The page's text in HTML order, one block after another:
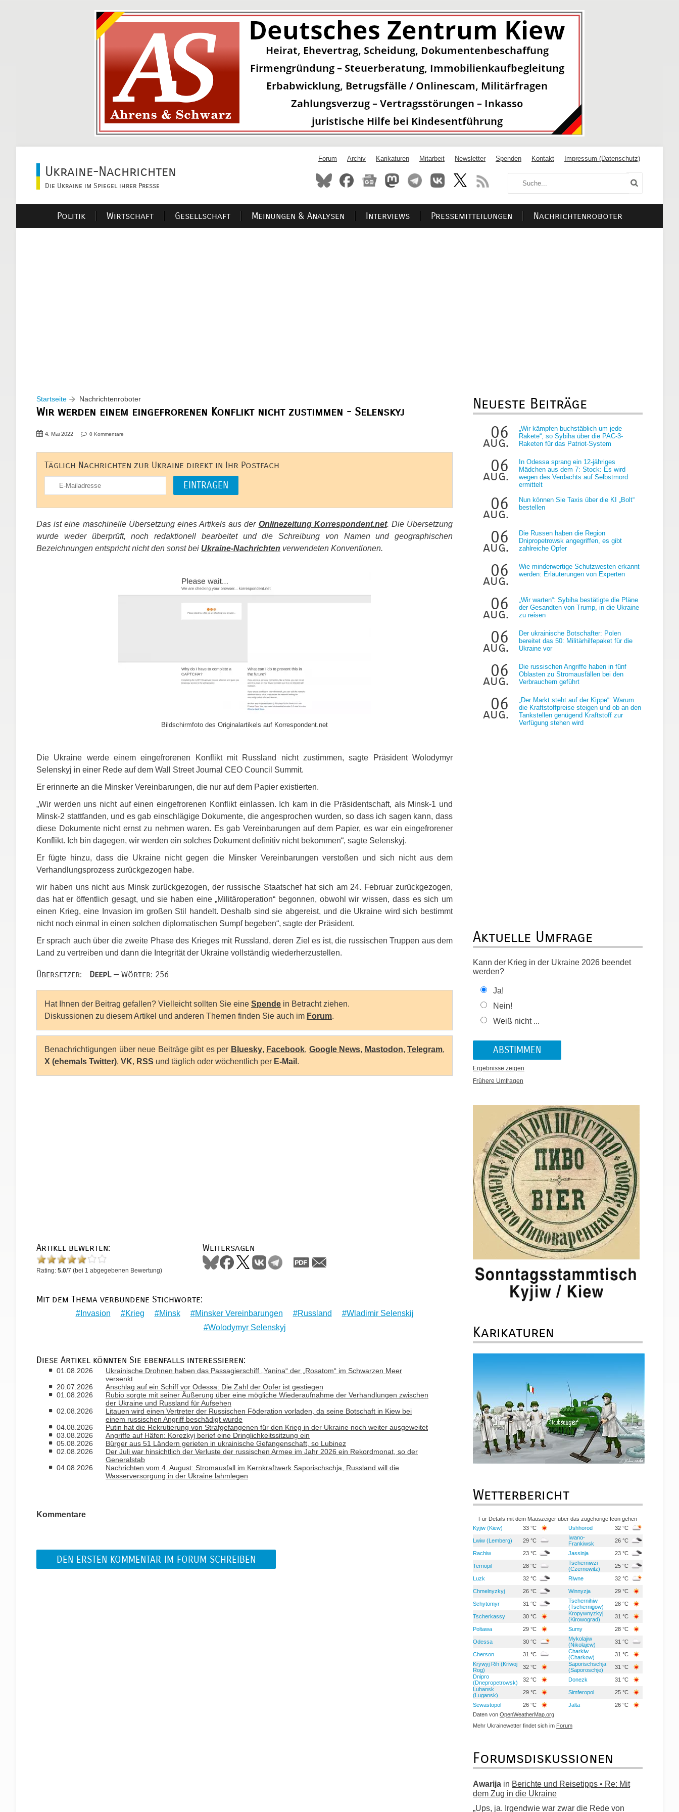
Ukraine-Nachrichten
Die Ukraine im Spiegel ihrer Presse
Forum Archiv Karikaturen Mitarbeit Newsletter Spenden Kontakt Impressum (Datenschutz)
Politik Wirtschaft Gesellschaft Meinungen & Analysen Interviews Pressemitteilungen Nachrichtenroboter
Startseite Nachrichtenroboter
Wir werden einem eingefrorenen Konflikt nicht zustimmen - Selenskyj
4. Mai 2022 0 Kommentare
Täglich Nachrichten zur Ukraine direkt in Ihr Postfach
Das ist eine maschinelle Übersetzung eines Artikels aus der Onlinezeitung Korrespondent.net. Die Übersetzung
wurde weder überprüft, noch redaktionell bearbeitet und die Schreibung von Namen und geographischen
Bezeichnungen entspricht nicht den sonst bei Ukraine-Nachrichten verwendeten Konventionen.
Bildschirmfoto des Originalartikels auf Korrespondent.net
Die Ukraine werde einem eingefrorenen Konflikt mit Russland nicht zustimmen, sagte Präsident Wolodymyr
Selenskyj in einer Rede auf dem Wall Street Journal CEO Council Summit.
Er erinnerte an die Minsker Vereinbarungen, die nur auf dem Papier existierten.
„Wir werden uns nicht auf einen eingefrorenen Konflikt einlassen. Ich kam in die Präsidentschaft, als Minsk-1 und
Minsk-2 stattfanden, und es gab einschlägige Dokumente, die angesprochen wurden, so dass ich sagen kann, dass
diese Dokumente nicht ernst zu nehmen waren. Es gab Vereinbarungen auf dem Papier, es war ein eingefrorener
Konflikt. Ich bin dagegen, wir werden ein solches Dokument definitiv nicht bekommen“, sagte Selenskyj.
Er fügte hinzu, dass die Ukraine nicht gegen die Minsker Vereinbarungen verstoßen und sich nicht aus dem
Verhandlungsprozess zurückgezogen habe.
wir haben uns nicht aus Minsk zurückgezogen, der russische Staatschef hat sich am 24. Februar zurückgezogen,
das hat er öffentlich gesagt, und sie haben eine „Militäroperation“ begonnen, obwohl wir wissen, dass es sich um
einen Krieg, eine Invasion im großen Stil handelt. Deshalb sind sie abgereist, und die Ukraine wird sich bestimmt
nicht noch einmal in einen solchen diplomatischen Sumpf begeben“, sagte der Präsident.
Er sprach auch über die zweite Phase des Krieges mit Russland, deren Ziel es ist, die russischen Truppen aus dem
Land zu vertreiben und dann die Integrität der Ukraine vollständig wiederherzustellen.
Übersetzer: DeepL— Wörter: 256
Hat Ihnen der Beitrag gefallen? Vielleicht sollten Sie eine Spende in Betracht ziehen.
Diskussionen zu diesem Artikel und anderen Themen finden Sie auch im Forum.
Benachrichtigungen über neue Beiträge gibt es per Bluesky, Facebook, Google News, Mastodon, Telegram,
X (ehemals Twitter), VK, RSS und täglich oder wöchentlich per E-Mail .
Artikel bewerten:
Rating: 5.0/7 (bei 1 abgegebenen Bewertung)
Weitersagen
Mit dem Thema verbundene Stichworte:
Invasion Krieg Minsk Minsker Vereinbarungen Russland
Wladimir Selenskij
Wolodymyr Selenskyj
Diese Artikel könnten Sie ebenfalls interessieren:
01.08.2026
Ukrainische Drohnen haben das Passagierschiff „Yanina“ der „Rosatom“ im Schwarzen Meer
versenkt
20.07.2026
Anschlag auf ein Schiff vor Odessa: Die Zahl der Opfer ist gestiegen
01.08.2026
Rubio sorgte mit seiner Äußerung über eine mögliche Wiederaufnahme der Verhandlungen zwischen
der Ukraine und Russland für Aufsehen
02.08.2026
Litauen wird einen Vertreter der Russischen Föderation vorladen, da seine Botschaft in Kiew bei
einem russischen Angriff beschädigt wurde
04.08.2026
Putin hat die Rekrutierung von Strafgefangenen für den Krieg in der Ukraine noch weiter ausgeweitet
03.08.2026
Angriffe auf Häfen: Korezkyj berief eine Dringlichkeitssitzung ein
05.08.2026
Bürger aus 51 Ländern gerieten in ukrainische Gefangenschaft, so Lubinez
02.08.2026
Der Juli war hinsichtlich der Verluste der russischen Armee im Jahr 2026 ein Rekordmonat, so der
Generalstab
04.08.2026
Nachrichten vom 4. August: Stromausfall im Kernkraftwerk Saporischschja, Russland will die
Wasserversorgung in der Ukraine lahmlegen
Kommentare
DEN ERSTEN KOMMENTAR IM FORUM SCHREIBEN
Neueste Beiträge
06
aug.
„Wir kämpfen buchstäblich um jede
Rakete“, so Sybiha über die PAC-3-
Raketen für das Patriot-System
06
aug.
In Odessa sprang ein 12-jähriges
Mädchen aus dem 7: Stock: Es wird
wegen des Verdachts auf Selbstmord
ermittelt
06
aug.
Nun können Sie Taxis über die KI „Bolt“
bestellen
06
aug.
Die Russen haben die Region
Dnipropetrowsk angegriffen, es gibt
zahlreiche Opfer
06
aug.
Wie minderwertige Schutzwesten erkannt
werden: Erläuterungen von Experten
06
aug.
„Wir warten“: Sybiha bestätigte die Pläne
der Gesandten von Trump, in die Ukraine
zu reisen
06
aug.
Der ukrainische Botschafter: Polen
bereitet das 50: Militärhilfepaket für die
Ukraine vor
06
aug.
Die russischen Angriffe haben in fünf
Oblasten zu Stromausfällen bei den
Verbrauchern geführt
06
aug.
„Der Markt steht auf der Kippe“: Warum
die Kraftstoffpreise steigen und ob an den
Tankstellen genügend Kraftstoff zur
Verfügung stehen wird
Aktuelle Umfrage
Kann der Krieg in der Ukraine 2026 beendet
werden?
Ja!
Nein!
Weiß nicht ...
Ergebnisse zeigen
Frühere Umfragen
Karikaturen
Wetterbericht
Für Details mit dem Mauszeiger über das zugehörige Icon gehen
Kyjiw (Kiew)
33 °C Ushhorod 32 °C
Lwiw (Lemberg) 29 °C
Iwano-
Frankiwsk
26 °C
Rachiw 23 °C Jassinja 23 °C
Ternopil 28 °C
Tscherniwzi
(Czernowitz)
25 °C
Luzk 32 °C Riwne 32 °C
Chmelnyzkyj 26 °C Winnyzja 29 °C
Schytomyr 31 °C
Tschernihiw
(Tschernigow)
28 °C
Tscherkassy 30 °C
Kropywnyzkyj
(Kirowograd)
31 °C
Poltawa 29 °C Sumy 28 °C
Odessa 30 °C
Mykolajiw
(Nikolajew)
31 °C
Cherson 31 °C
Charkiw
(Charkow)
31 °C
Krywyj Rih (Kriwoj
Rog)
32 °C
Saporischschja
(Saporoschje)
31 °C
Dnipro
(Dnepropetrowsk)
32 °C Donezk
31 °C
Luhansk
(Lugansk)
29 °C Simferopol 25 °C
Sewastopol 26 °C Jalta
26 °C
Daten von OpenWeatherMap.org
Mehr Ukrainewetter findet sich im Forum
Forumsdiskussionen
Awarija in Berichte und Reisetipps • Re: Mit
dem Zug in die Ukraine
„Ups, ja. Irgendwie war zwar die Rede von